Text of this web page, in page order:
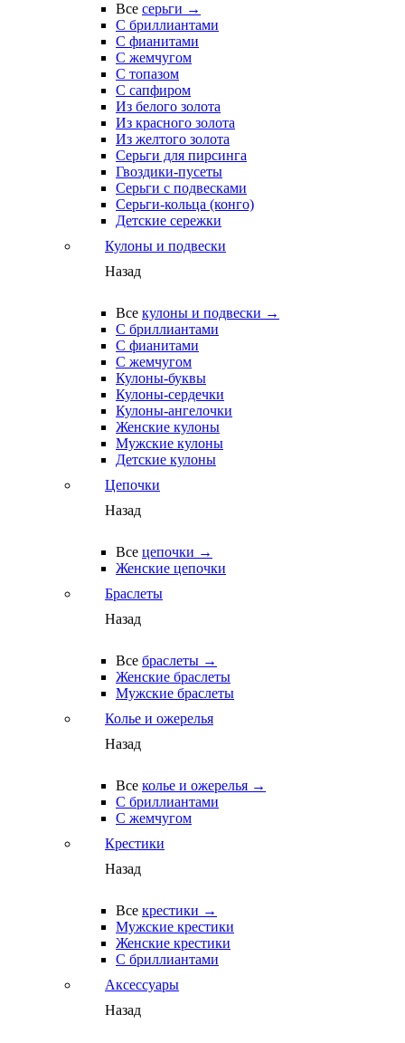
Все серьги →
С бриллиантами
С фианитами
С жемчугом
С топазом
С сапфиром
Из белого золота
Из красного золота
Из желтого золота
Серьги для пирсинга
Гвоздики-пусеты
Серьги с подвесками
Серьги-кольца (конго)
Детские сережки
Кулоны и подвески
Назад
Все кулоны и подвески →
С бриллиантами
С фианитами
С жемчугом
Кулоны-буквы
Кулоны-сердечки
Кулоны-ангелочки
Женские кулоны
Мужские кулоны
Детские кулоны
Цепочки
Назад
Все цепочки →
Женские цепочки
Браслеты
Назад
Все браслеты →
Женские браслеты
Мужские браслеты
Колье и ожерелья
Назад
Все колье и ожерелья →
С бриллиантами
С жемчугом
Крестики
Назад
Все крестики →
Мужские крестики
Женские крестики
С бриллиантами
Аксессуары
Назад